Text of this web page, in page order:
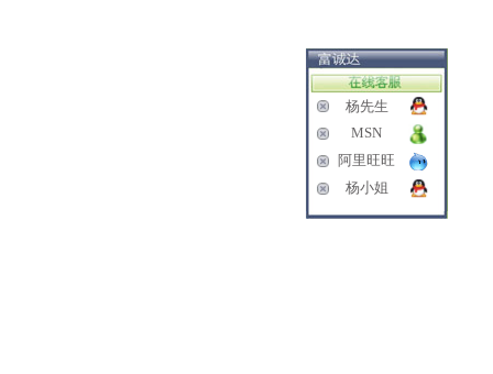
杨先生
MSN
阿里旺旺
杨小姐